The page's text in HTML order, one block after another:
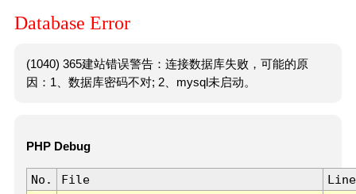
Database Error
(1040) 365建站错误警告：连接数据库失败，可能的原
因：1、数据库密码不对; 2、mysql未启动。
PHP Debug
No. File
Line